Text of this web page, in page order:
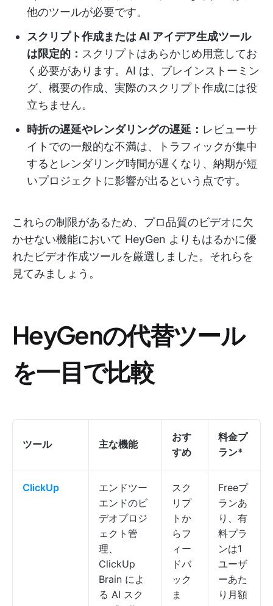
他のツールが必要です。
スクリプト作成または AI アイデア生成ツール
は限定的： スクリプトはあらかじめ用意してお
く必要があります。AI は、ブレインストーミン
グ、概要の作成、実際のスクリプト作成には役
立ちません。
時折の遅延やレンダリングの遅延： レビューサ
イトでの一般的な不満は、トラフィックが集中
するとレンダリング時間が遅くなり、納期が短
いプロジェクトに影響が出るという点です。
これらの制限があるため、プロ品質のビデオに欠
かせない機能において HeyGen よりもはるかに優
れたビデオ作成ツールを厳選しました。それらを
見てみましょう。
HeyGenの代替ツール
を一目で比較
ツール 主な機能
おす
すめ
料金プ
ラン*
ClickUp
エンドツー
エンドのビ
デオプロジ
ェクト管
理、
ClickUp
Brain によ
る AI スク
スク
リプ
トか
らフ
ィー
ドバ
ック
ま
Freeプ
ランあ
り、有
料プラ
ンは1
ユーザ
ーあた
り月額